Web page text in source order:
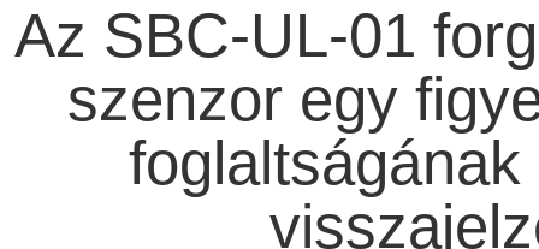
Az SBC-UL-01
szenzor egy